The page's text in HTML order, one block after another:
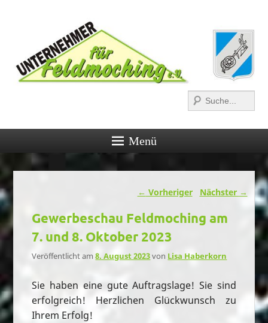
Menü
Beitragsnavigation ← Vorheriger Nächster →
Gewerbeschau Feldmoching am
7. und 8. Oktober 2023
Veröffentlicht am8. August 2023von Lisa Haberkorn
Sie haben eine gute Auftragslage! Sie sind
erfolgreich! Herzlichen Glückwunsch zu
Ihrem Erfolg!